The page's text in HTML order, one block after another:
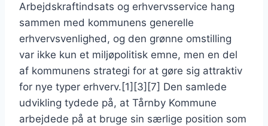
Arbejdskraftindsats og erhvervsservice hang
sammen med kommunens generelle
erhvervsvenlighed, og den grønne omstilling
var ikke kun et miljøpolitisk emne, men en del
af kommunens strategi for at gøre sig attraktiv
for nye typer erhverv.[1][3][7] Den samlede
udvikling tydede på, at Tårnby Kommune
arbejdede på at bruge sin særlige position som